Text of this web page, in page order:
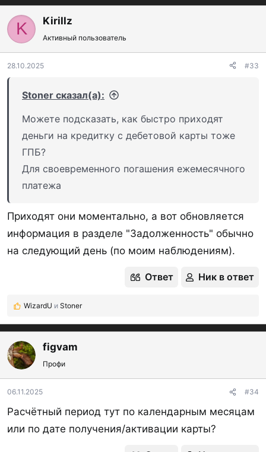
а
к
и
и
:
K Kirillz
Активный пользователь
28.10.2025 #33
Stoner сказал(а):
Можете подсказать, как быстро приходят
деньги на кредитку с дебетовой карты тоже
ГПБ?
Для своевременного погашения ежемесячного
платежа
Приходят они моментально, а вот обновляется
информация в разделе "Задолженность" обычно
на следующий день (по моим наблюдениям).
Ответ Ник в ответ
Р
е
а
к
ц
и
и
:
WizardU и Stoner
figvam
Профи
06.11.2025 #34
Расчётный период тут по календарным месяцам
или по дате получения/активации карты?